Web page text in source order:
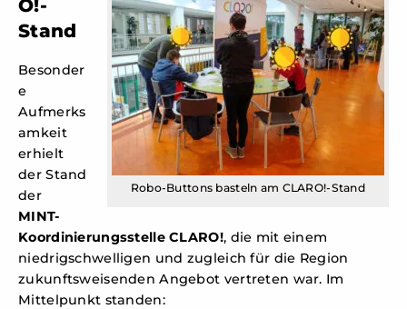
Robo-Buttons basteln am CLARO!-Stand
O!-
Stand
Besonder
e
Aufmerks
amkeit
erhielt
der Stand
der
MINT-
Koordinierungsstelle CLARO!, die mit einem
niedrigschwelligen und zugleich für die Region
zukunftsweisenden Angebot vertreten war. Im
Mittelpunkt standen: